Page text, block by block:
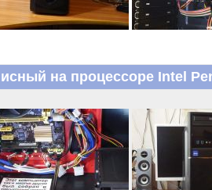
на процессоре Intel